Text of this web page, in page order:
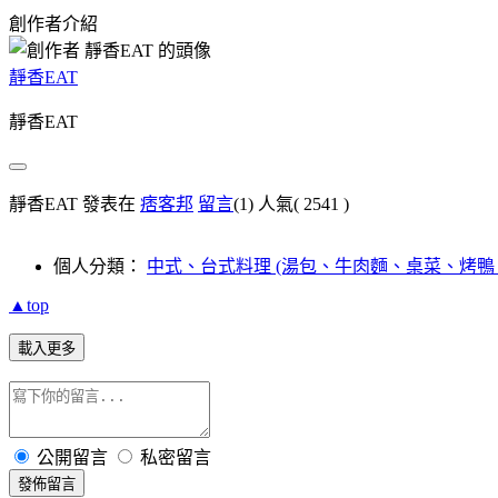
創作者介紹
靜香EAT
靜香EAT
靜香EAT 發表在 痞客邦 留言(1) 人氣( 2541 )
個人分類： 中式、台式料理 (湯包、牛肉麵、桌菜、烤
▲top
載入更多
公開留言 私密留言
發佈留言